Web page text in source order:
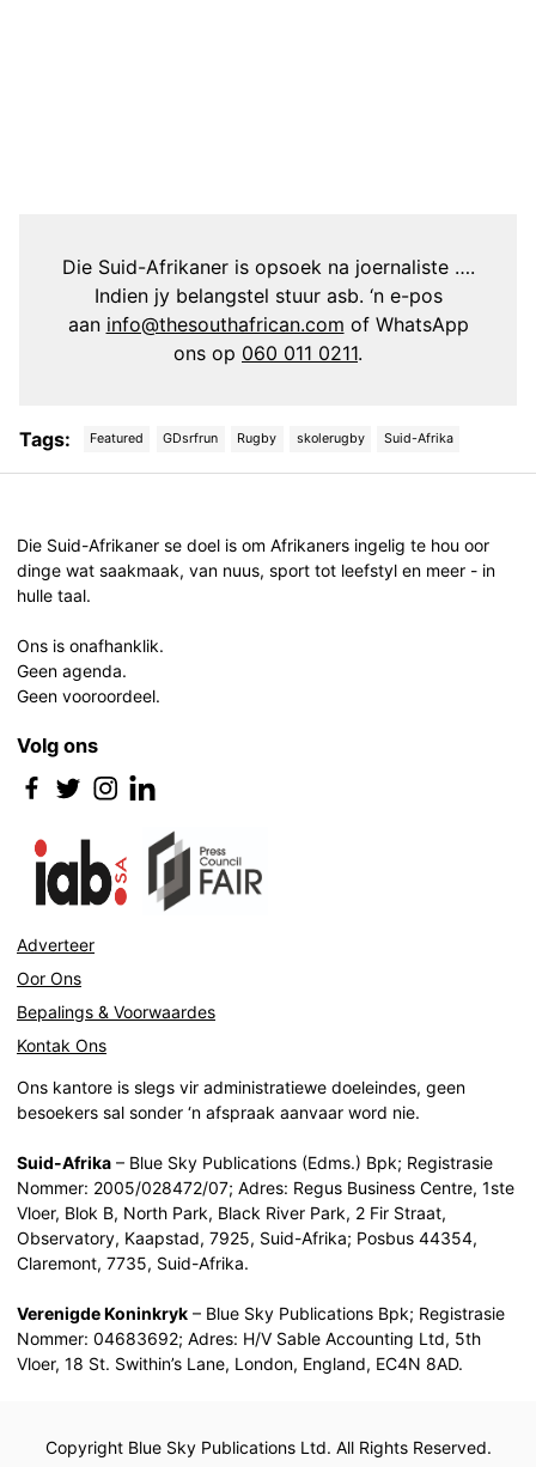
Die Suid-Afrikaner is opsoek na joernaliste ….
Indien jy belangstel stuur asb. ‘n e-pos
aan info@thesouthafrican.com of WhatsApp
ons op 060 011 0211.
Tags: Featured GDsrfrun Rugby skolerugby Suid-Afrika
Die Suid-Afrikaner se doel is om Afrikaners ingelig te hou oor
dinge wat saakmaak, van nuus, sport tot leefstyl en meer - in
hulle taal.
Ons is onafhanklik.
Geen agenda.
Geen vooroordeel.
Volg ons
Adverteer
Oor Ons
Bepalings & Voorwaardes
Kontak Ons
Ons kantore is slegs vir administratiewe doeleindes, geen
besoekers sal sonder ‘n afspraak aanvaar word nie.
Suid-Afrika – Blue Sky Publications (Edms.) Bpk; Registrasie
Nommer: 2005/028472/07; Adres: Regus Business Centre, 1ste
Vloer, Blok B, North Park, Black River Park, 2 Fir Straat,
Observatory, Kaapstad, 7925, Suid-Afrika; Posbus 44354,
Claremont, 7735, Suid-Afrika.
Verenigde Koninkryk – Blue Sky Publications Bpk; Registrasie
Nommer: 04683692; Adres: H/V Sable Accounting Ltd, 5th
Vloer, 18 St. Swithin’s Lane, London, England, EC4N 8AD.
Copyright Blue Sky Publications Ltd. All Rights Reserved.